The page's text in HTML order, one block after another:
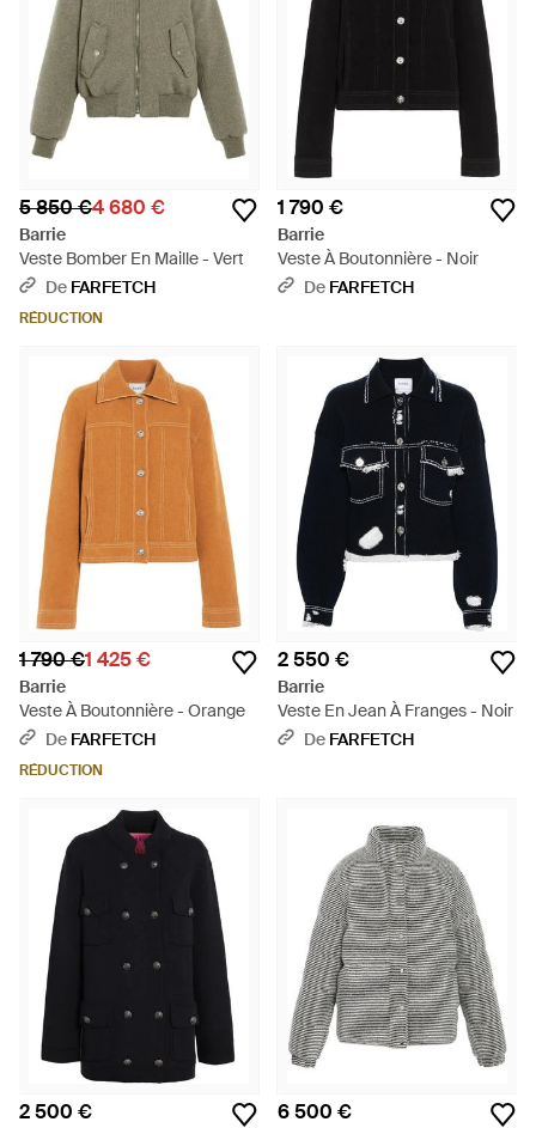
5 850 €4 680 €
Barrie
Veste Bomber En Maille - Vert
De FARFETCH
RÉDUCTION
1 790 €
Barrie
Veste À Boutonnière - Noir
De FARFETCH
1 790 €1 425 €
Barrie
Veste À Boutonnière - Orange
De FARFETCH
RÉDUCTION
2 550 €
Barrie
Veste En Jean À Franges - Noir
De FARFETCH
2 500 € 6 500 €